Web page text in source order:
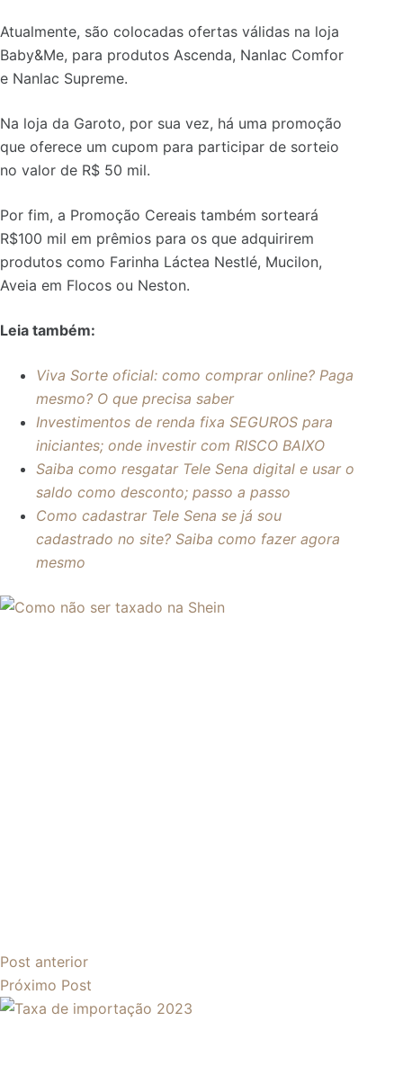
Atualmente, são colocadas ofertas válidas na loja
Baby&Me, para produtos Ascenda, Nanlac Comfor
e Nanlac Supreme.
Na loja da Garoto, por sua vez, há uma promoção
que oferece um cupom para participar de sorteio
no valor de R$ 50 mil.
Por fim, a Promoção Cereais também sorteará
R$100 mil em prêmios para os que adquirirem
produtos como Farinha Láctea Nestlé, Mucilon,
Aveia em Flocos ou Neston.
Leia também:
Viva Sorte oficial: como comprar online? Paga
mesmo? O que precisa saber
Investimentos de renda fixa SEGUROS para
iniciantes; onde investir com RISCO BAIXO
Saiba como resgatar Tele Sena digital e usar o
saldo como desconto; passo a passo
Como cadastrar Tele Sena se já sou
cadastrado no site? Saiba como fazer agora
mesmo
Post anterior
Próximo Post